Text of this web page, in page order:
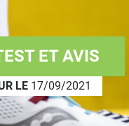
ET AVIS
LE17/09/2021